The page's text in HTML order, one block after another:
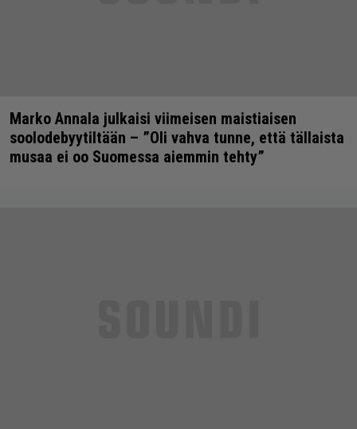
Marko Annala julkaisi viimeisen maistiaisen
soolodebyytiltään – ”Oli vahva tunne, että tällaista
musaa ei oo Suomessa aiemmin tehty”